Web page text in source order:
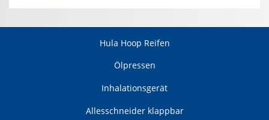
Hula Hoop Reifen
Ölpressen
Inhalationsgerät
Allesschneider klappbar